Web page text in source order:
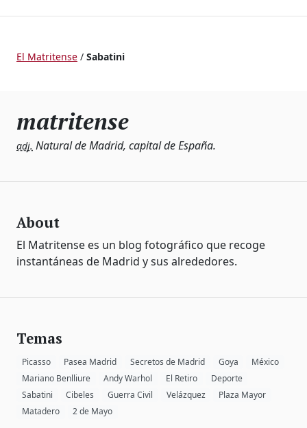
El Matritense / Sabatini
matritense
adj. Natural de Madrid, capital de España.
About
El Matritense es un blog fotográfico que recoge
instantáneas de Madrid y sus alrededores.
Temas
Picasso Pasea Madrid Secretos de Madrid Goya
México
Mariano Benlliure
Andy Warhol El Retiro
Deporte
Sabatini
Cibeles Guerra Civil Velázquez
Plaza Mayor
Matadero
2 de Mayo